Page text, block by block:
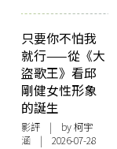
只要你不怕我
就行——從《大
盜歌王》看邱
剛健女性形象
的誕生
影評 | by 柯宇
涵 | 2026-07-28